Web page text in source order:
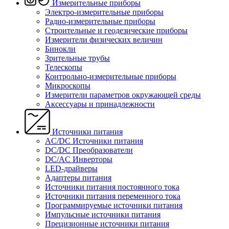
Измерительные приборы
Электро-измерительные приборы
Радио-измерительные приборы
Строительные и геодезические приборы
Измерители физических величин
Бинокли
Зрительные трубы
Телескопы
Контрольно-измерительные приборы
Микроскопы
Измерители параметров окружающей среды
Аксессуары и принадлежности
Источники питания
AC/DC Источники питания
DC/DC Преобразователи
DC/AC Инверторы
LED-драйверы
Адаптеры питания
Источники питания постоянного тока
Источники питания переменного тока
Программируемые источники питания
Импульсные источники питания
Прецизионные источники питания